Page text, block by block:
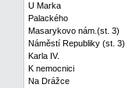
U Marka
Palackého
Masarykovo nám.(st. 3)
Náměstí Republiky (st. 3)
Karla IV.
K nemocnici
Na Drážce